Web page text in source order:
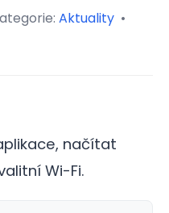
Aktuality •
načítat
Wi-Fi.